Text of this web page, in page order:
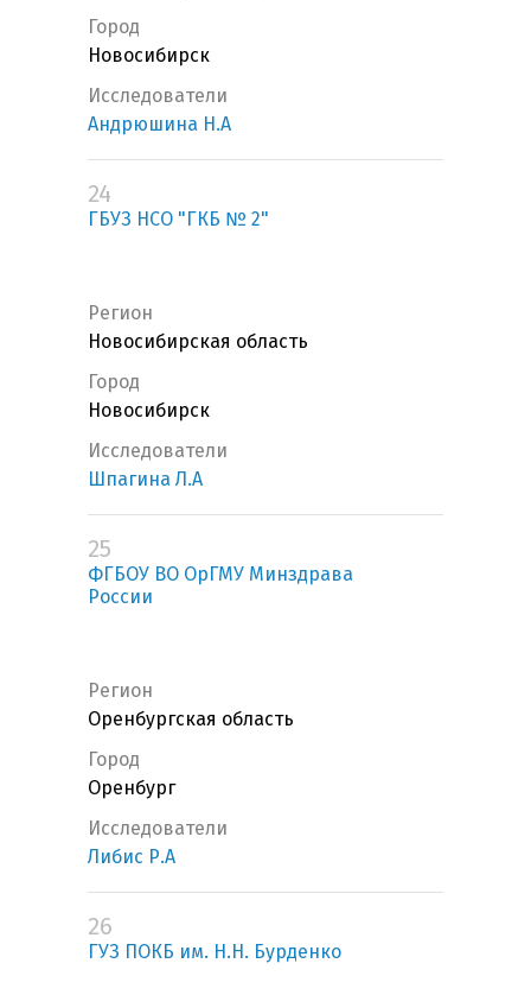
Город
Новосибирск
Исследователи
Андрюшина Н.А
24
ГБУЗ НСО "ГКБ № 2"
Регион
Новосибирская область
Город
Новосибирск
Исследователи
Шпагина Л.А
25
ФГБОУ ВО ОрГМУ Минздрава
России
Регион
Оренбургская область
Город
Оренбург
Исследователи
Либис Р.А
26
ГУЗ ПОКБ им. Н.Н. Бурденко